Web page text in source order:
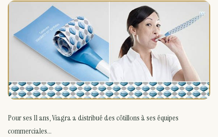
Pour ses 11 ans, Viagra a distribué des côtillons à ses équipes
commerciales…